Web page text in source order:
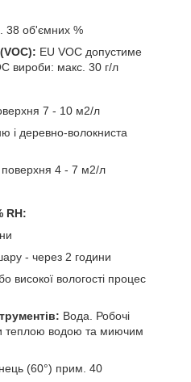
38 об'ємних %
EU VOC допустиме
вироби: макс. 30 г/л
7 - 10 м2/л
і деревно-волокниста
поверхня 4 - 7 м2/л
RH:
- через 2 години
високої вологості процес
Вода. Робочі
теплою водою та миючим
(60°) прим. 40